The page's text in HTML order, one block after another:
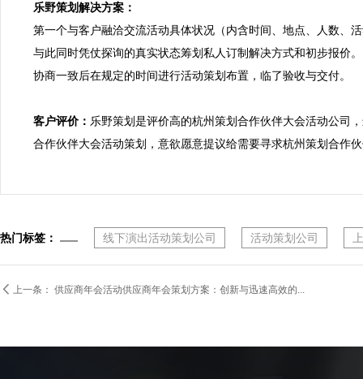
乐野策划解决方案：
第一个与客户融洽交流活动具体状况（内含时间、地点、人数、
与此同时凭仗探询的真实状态筹划私人订制解决方式和初步报价。
协商一致后在规定的时间进行活动策划布置，临了验收与交付。
客户评价： 乐野策划是评价高的杭州策划合作伙伴大会活动公司
合作伙伴大会活动策划，意欲愿意提议给需要寻求杭州策划合作
热门标签： 线下演出活动策划公司 活动策划公司
 上一条： 供应商年会活动供应商年会策划方案：创新与迅速高效的...